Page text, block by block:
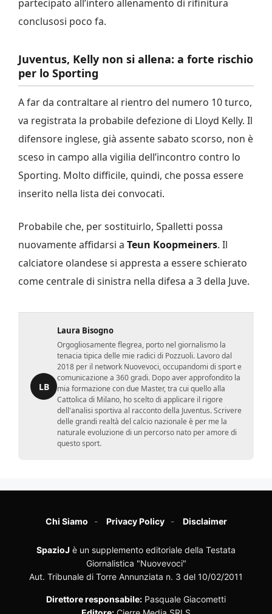
partecipato all’intero allenamento di rifinitura
conclusosi poco fa.
Juventus, Kelly non si allena: a forte rischio
per lo Sporting
A far da contraltare al rientro del numero 10 turco,
va registrata la probabile defezione di Lloyd Kelly. Il
difensore inglese, già assente sabato scorso, non è
sceso in campo alla vigilia dell’incontro contro lo
Sporting. Molto difficile, quindi, che possa essere
inserito nella lista dei convocati.
Probabile che, per sostituirlo, Spalletti possa
nuovamente affidarsi a Teun Koopmeiners. Il
calciatore olandese si appresta a essere schierato
come centrale di sinistra nella difesa a 3 della Juve.
LB
Laura Bisogno
Orgogliosamente flegrea, porto nel giornalismo la
tenacia tipica delle mie radici di Pozzuoli. Lavoro dal
2018 per il network Nuovevoci, occupandomi di sport e
comunicazione a 360 gradi. Dopo aver approfondito la
mia formazione con due Master, tra cui quello alla
Cattolica di Milano, ho scelto di applicare il rigore
dell'analisi sportiva al racconto della Juventus. Scrivere
delle grandi realtà del calcio nazionale è per me la
naturale evoluzione di un percorso nato per amore di
questo sport.
Chi Siamo Privacy Policy Disclaimer
SpazioJ è un supplemento editoriale della Testata
Giornalistica "Nuovevoci"
Aut. Tribunale di Torre Annunziata n. 3 del 10/02/2011
Direttore responsabile: Pasquale Giacometti